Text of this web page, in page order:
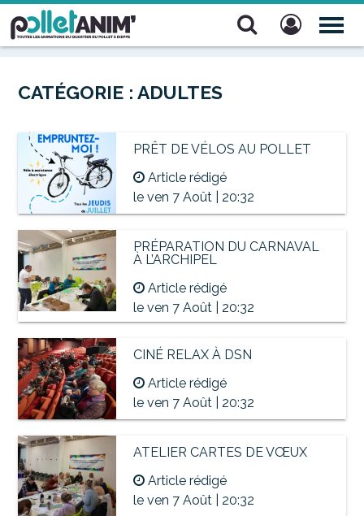
Pollet Anim'
CATÉGORIE :ADULTES
PRÊT DE VÉLOS AU POLLET
Article rédigé
le ven 7 Août | 20:32
PRÉPARATION DU CARNAVAL
À L’ARCHIPEL
Article rédigé
le ven 7 Août | 20:32
CINÉ RELAX À DSN
Article rédigé
le ven 7 Août | 20:32
ATELIER CARTES DE VŒUX
Article rédigé
le ven 7 Août | 20:32